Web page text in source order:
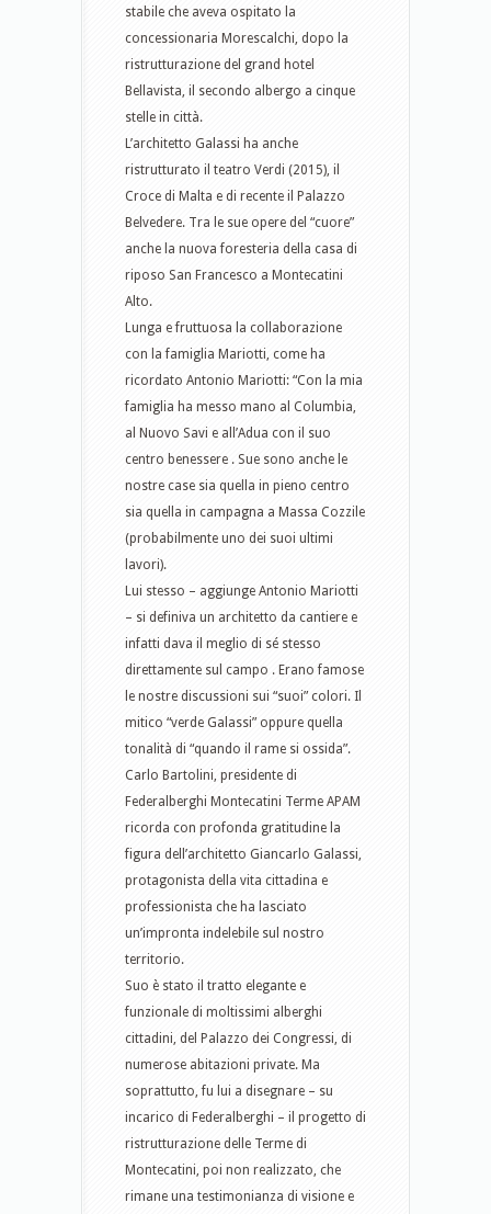
stabile che aveva ospitato la
concessionaria Morescalchi, dopo la
ristrutturazione del grand hotel
Bellavista, il secondo albergo a cinque
stelle in città.
L’architetto Galassi ha anche
ristrutturato il teatro Verdi (2015), il
Croce di Malta e di recente il Palazzo
Belvedere. Tra le sue opere del “cuore”
anche la nuova foresteria della casa di
riposo San Francesco a Montecatini
Alto.
Lunga e fruttuosa la collaborazione
con la famiglia Mariotti, come ha
ricordato Antonio Mariotti: “Con la mia
famiglia ha messo mano al Columbia,
al Nuovo Savi e all’Adua con il suo
centro benessere . Sue sono anche le
nostre case sia quella in pieno centro
sia quella in campagna a Massa Cozzile
(probabilmente uno dei suoi ultimi
lavori).
Lui stesso – aggiunge Antonio Mariotti
– si definiva un architetto da cantiere e
infatti dava il meglio di sé stesso
direttamente sul campo . Erano famose
le nostre discussioni sui “suoi” colori. Il
mitico “verde Galassi” oppure quella
tonalità di “quando il rame si ossida”.
Carlo Bartolini, presidente di
Federalberghi Montecatini Terme APAM
ricorda con profonda gratitudine la
figura dell’architetto Giancarlo Galassi,
protagonista della vita cittadina e
professionista che ha lasciato
un’impronta indelebile sul nostro
territorio.
Suo è stato il tratto elegante e
funzionale di moltissimi alberghi
cittadini, del Palazzo dei Congressi, di
numerose abitazioni private. Ma
soprattutto, fu lui a disegnare – su
incarico di Federalberghi – il progetto di
ristrutturazione delle Terme di
Montecatini, poi non realizzato, che
rimane una testimonianza di visione e